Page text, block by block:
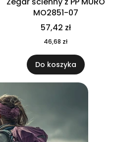
MO2851-07
57,42 zł
46,68 zł
Do koszyka